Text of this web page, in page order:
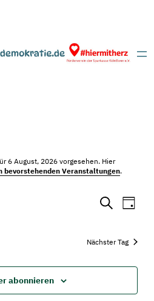
6 August, 2026 vorgesehen. Hier
bevorstehenden Veranstaltungen.
und
SucheTag
Nächster Tag
abonnieren